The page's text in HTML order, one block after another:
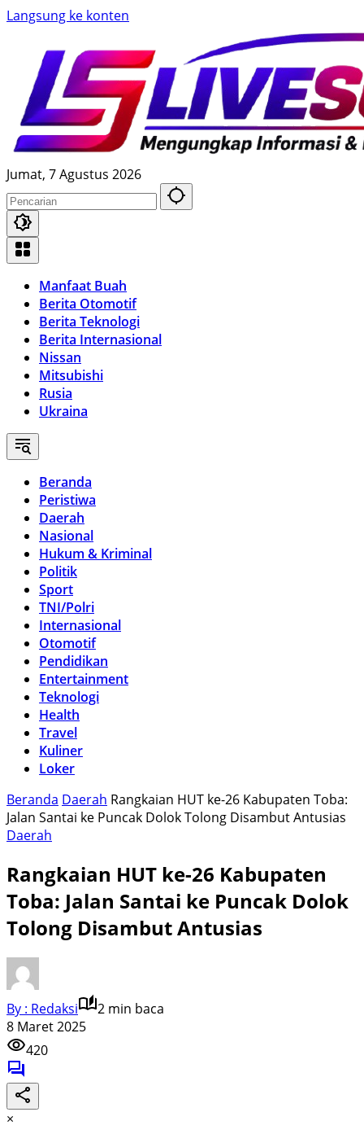
Langsung ke konten
Jumat, 7 Agustus 2026
Manfaat Buah
Berita Otomotif
Berita Teknologi
Berita Internasional
Nissan
Mitsubishi
Rusia
Ukraina
Beranda
Peristiwa
Daerah
Nasional
Hukum & Kriminal
Politik
Sport
TNI/Polri
Internasional
Otomotif
Pendidikan
Entertainment
Teknologi
Health
Travel
Kuliner
Loker
Beranda Daerah Rangkaian HUT ke-26 Kabupaten Toba:
Jalan Santai ke Puncak Dolok Tolong Disambut Antusias
Daerah
Rangkaian HUT ke-26 Kabupaten
Toba: Jalan Santai ke Puncak Dolok
Tolong Disambut Antusias
By : Redaksi
2 min baca
8 Maret 2025
420
×